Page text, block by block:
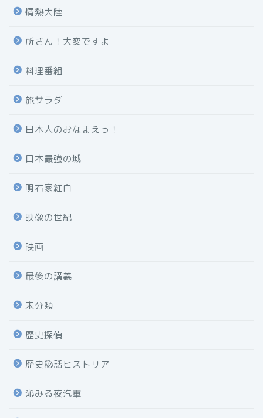
情熱大陸
所さん！大変ですよ
料理番組
旅サラダ
日本人のおなまえっ！
日本最強の城
明石家紅白
映像の世紀
映画
最後の講義
未分類
歴史探偵
歴史秘話ヒストリア
沁みる夜汽車